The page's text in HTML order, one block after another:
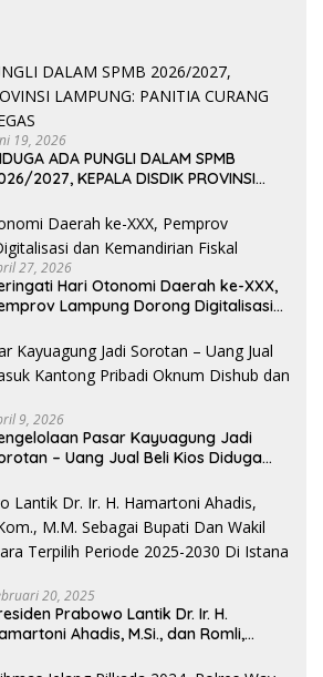
19, 2026
ADA PUNGLI DALAM SPMB
2027, KEPALA DISDIK PROVINSI
TEGAS
27, 2026
Hari Otonomi Daerah ke-XXX,
Lampung Dorong Digitalisasi
9, 2026
Pasar Kayuagung Jadi
– Uang Jual Beli Kios Diduga
Perdagangan
20, 2025
Prabowo Lantik Dr. Ir. H.
Ahadis, M.Si., dan Romli,